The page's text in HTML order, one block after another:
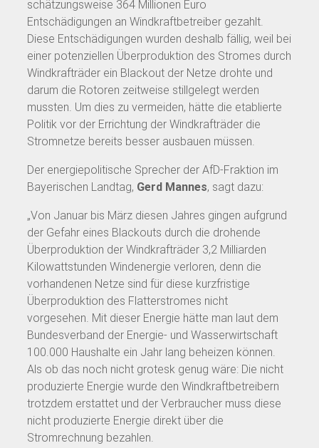
schätzungsweise 364 Millionen Euro
Entschädigungen an Windkraftbetreiber gezahlt.
Diese Entschädigungen wurden deshalb fällig, weil bei
einer potenziellen Überproduktion des Stromes durch
Windkrafträder ein Blackout der Netze drohte und
darum die Rotoren zeitweise stillgelegt werden
mussten. Um dies zu vermeiden, hätte die etablierte
Politik vor der Errichtung der Windkrafträder die
Stromnetze bereits besser ausbauen müssen.
Der energiepolitische Sprecher der AfD-Fraktion im
Bayerischen Landtag, Gerd Mannes, sagt dazu:
„Von Januar bis März diesen Jahres gingen aufgrund
der Gefahr eines Blackouts durch die drohende
Überproduktion der Windkrafträder 3,2 Milliarden
Kilowattstunden Windenergie verloren, denn die
vorhandenen Netze sind für diese kurzfristige
Überproduktion des Flatterstromes nicht
vorgesehen. Mit dieser Energie hätte man laut dem
Bundesverband der Energie- und Wasserwirtschaft
100.000 Haushalte ein Jahr lang beheizen können.
Als ob das noch nicht grotesk genug wäre: Die nicht
produzierte Energie wurde den Windkraftbetreibern
trotzdem erstattet und der Verbraucher muss diese
nicht produzierte Energie direkt über die
Stromrechnung bezahlen.